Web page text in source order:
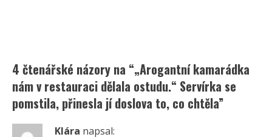
4 čtenářské názory na “„Arogantní kamarádka
nám v restauraci dělala ostudu.“ Servírka se
pomstila, přinesla jí doslova to, co chtěla”
Klára napsal: